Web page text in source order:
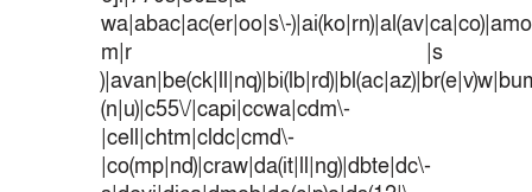
wa|abac|ac(er|oo|s\-
m|r |s
(n|u)|c55\/|capi|ccwa|cdm\-
|cell|chtm|cldc|cmd\-
|co(mp|nd)|craw|da(it|ll|ng)|dbte|dc\-